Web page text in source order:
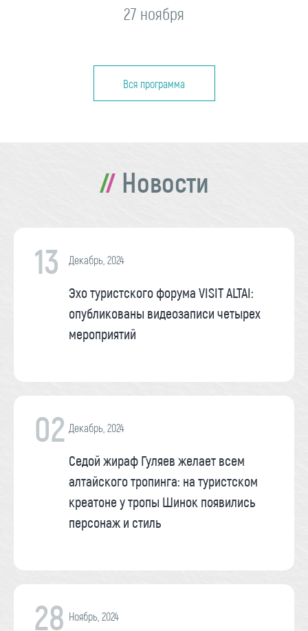
27 ноября
Вся программа
Новости
13 Декабрь, 2024
Эхо туристского форума VISIT ALTAI:
опубликованы видеозаписи четырех
мероприятий
02 Декабрь, 2024
Седой жираф Гуляев желает всем
алтайского тропинга: на туристском
креатоне у тропы Шинок появились
персонаж и стиль
28 Ноябрь, 2024